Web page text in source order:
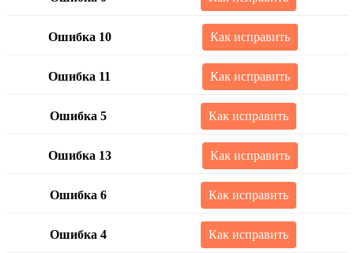
Ошибка 10 Как исправить
Ошибка 11 Как исправить
Ошибка 5 Как исправить
Ошибка 13 Как исправить
Ошибка 6 Как исправить
Ошибка 4 Как исправить